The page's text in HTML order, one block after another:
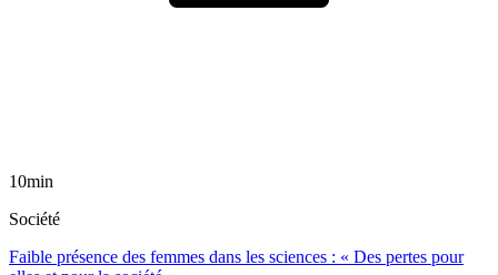
10min
Société
Faible présence des femmes dans les sciences : « Des pertes pour